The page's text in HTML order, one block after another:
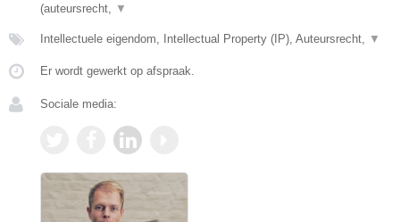
(auteursrecht,
▼
Intellectuele eigendom, Intellectual Property (IP), Auteursrecht, ▼
Er wordt gewerkt op afspraak.
Sociale media: